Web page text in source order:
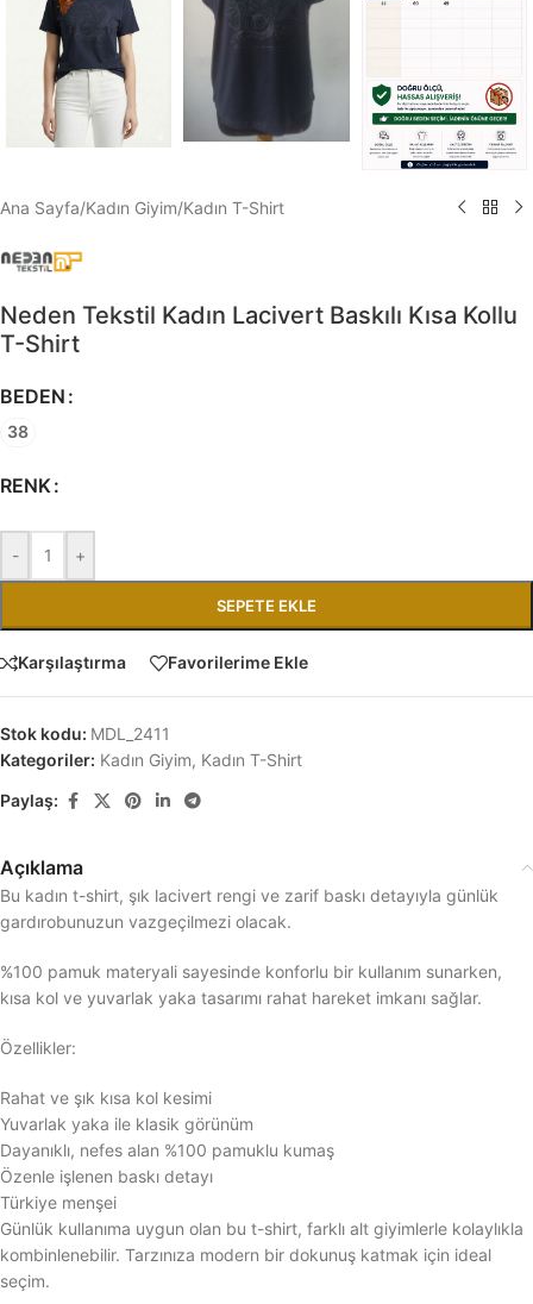
Ana Sayfa/Kadın Giyim/Kadın T-Shirt
Neden Tekstil Kadın Lacivert Baskılı Kısa Kollu
T-Shirt
BEDEN
38
RENK
- +
SEPETE EKLE
Karşılaştırma Favorilerime Ekle
Stok kodu: MDL_2411
Kategoriler: Kadın Giyim, Kadın T-Shirt
Paylaş:
Açıklama
Bu kadın t-shirt, şık lacivert rengi ve zarif baskı detayıyla günlük
gardırobunuzun vazgeçilmezi olacak.
%100 pamuk materyali sayesinde konforlu bir kullanım sunarken,
kısa kol ve yuvarlak yaka tasarımı rahat hareket imkanı sağlar.
Özellikler:
Rahat ve şık kısa kol kesimi
Yuvarlak yaka ile klasik görünüm
Dayanıklı, nefes alan %100 pamuklu kumaş
Özenle işlenen baskı detayı
Türkiye menşei
Günlük kullanıma uygun olan bu t-shirt, farklı alt giyimlerle kolaylıkla
kombinlenebilir. Tarzınıza modern bir dokunuş katmak için ideal
seçim.